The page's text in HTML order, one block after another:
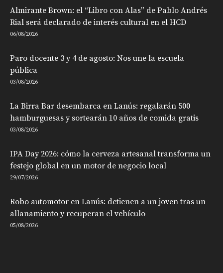
Almirante Brown: el “Libro con Alas” de Pablo Andrés
Rial será declarado de interés cultural en el HCD
06/08/2026
Paro docente 3 y 4 de agosto: Nos une la escuela
pública
03/08/2026
La Birra Bar desembarca en Lanús: regalarán 500
hamburguesas y sortearán 10 años de comida gratis
03/08/2026
IPA Day 2026: cómo la cerveza artesanal transforma un
festejo global en un motor de negocio local
29/07/2026
Robo automotor en Lanús: detienen a un joven tras un
allanamiento y recuperan el vehículo
05/08/2026